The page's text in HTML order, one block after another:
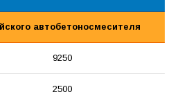
автобетоносмесителя
9250
2500